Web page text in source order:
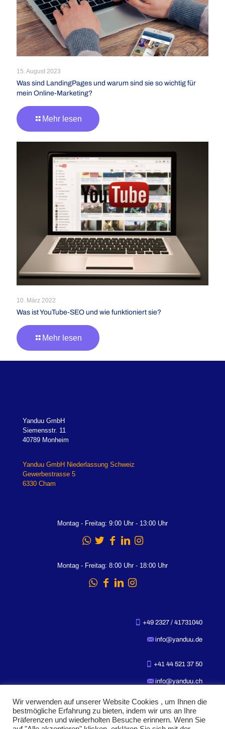
15. August 2023
Was sind LandingPages und warum sind sie so wichtig für
mein Online-Marketing?
Mehr lesen
10. März 2022
Was ist YouTube-SEO und wie funktioniert sie?
Mehr lesen
Yanduu GmbH
Siemensstr. 11
40789 Monheim
Yanduu GmbH Niederlassung Schweiz
Gewerbestrasse 5
6330 Cham
Montag - Freitag: 9:00 Uhr - 13:00 Uhr
Montag - Freitag: 8:00 Uhr - 18:00 Uhr
+49 2327 / 41731040
info@yanduu.de
+41 44 521 37 50
info@yanduu.ch
Wir verwenden auf unserer Website Cookies , um Ihnen die
bestmögliche Erfahrung zu bieten, indem wir uns an Ihre
Präferenzen und wiederholten Besuche erinnern. Wenn Sie